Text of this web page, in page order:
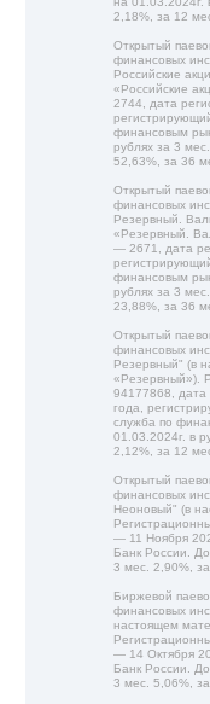
2,18%, за 12
Открытый
финансовых
Российские
«Российские
2744, дата
финансовым
рублях за 3
52,63%, за 36
Открытый
финансовых
Резервный.
«Резервный.
— 2671, дата
финансовым
рублях за 3
23,88%, за 36
Открытый
финансовых
Резервный" (в
«Резервный»).
94177868, дата
года,
служба по
01.03.2024г. в
2,12%, за 12
Открытый
финансовых
Неоновый" (в
— 11 Ноября
Банк России.
3 мес. 2,90%,
Биржевой
финансовых
настоящем
— 14 Октября
Банк России.
3 мес. 5,06%,